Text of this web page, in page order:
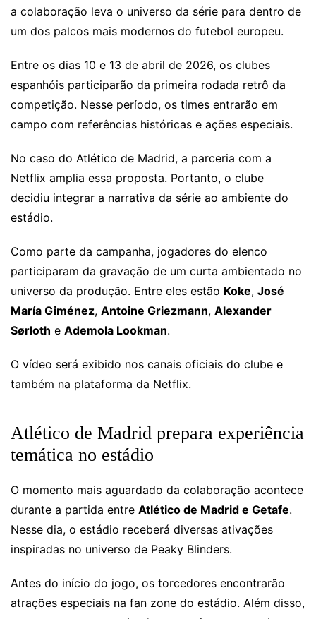
a colaboração leva o universo da série para dentro de
um dos palcos mais modernos do futebol europeu.
Entre os dias 10 e 13 de abril de 2026, os clubes
espanhóis participarão da primeira rodada retrô da
competição. Nesse período, os times entrarão em
campo com referências históricas e ações especiais.
No caso do Atlético de Madrid, a parceria com a
Netflix amplia essa proposta. Portanto, o clube
decidiu integrar a narrativa da série ao ambiente do
estádio.
Como parte da campanha, jogadores do elenco
participaram da gravação de um curta ambientado no
universo da produção. Entre eles estão Koke, José
María Giménez, Antoine Griezmann, Alexander
Sørloth e Ademola Lookman.
O vídeo será exibido nos canais oficiais do clube e
também na plataforma da Netflix.
Atlético de Madrid prepara experiência
temática no estádio
O momento mais aguardado da colaboração acontece
durante a partida entre Atlético de Madrid e Getafe.
Nesse dia, o estádio receberá diversas ativações
inspiradas no universo de Peaky Blinders.
Antes do início do jogo, os torcedores encontrarão
atrações especiais na fan zone do estádio. Além disso,